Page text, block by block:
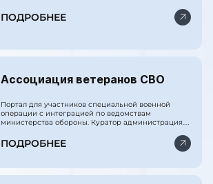
ПОДРОБНЕЕ
Ассоциация ветеранов СВО
Портал для участников специальной военной
операции с интеграцией по ведомствам
министерства обороны. Куратор администрация
ПОДРОБНЕЕ